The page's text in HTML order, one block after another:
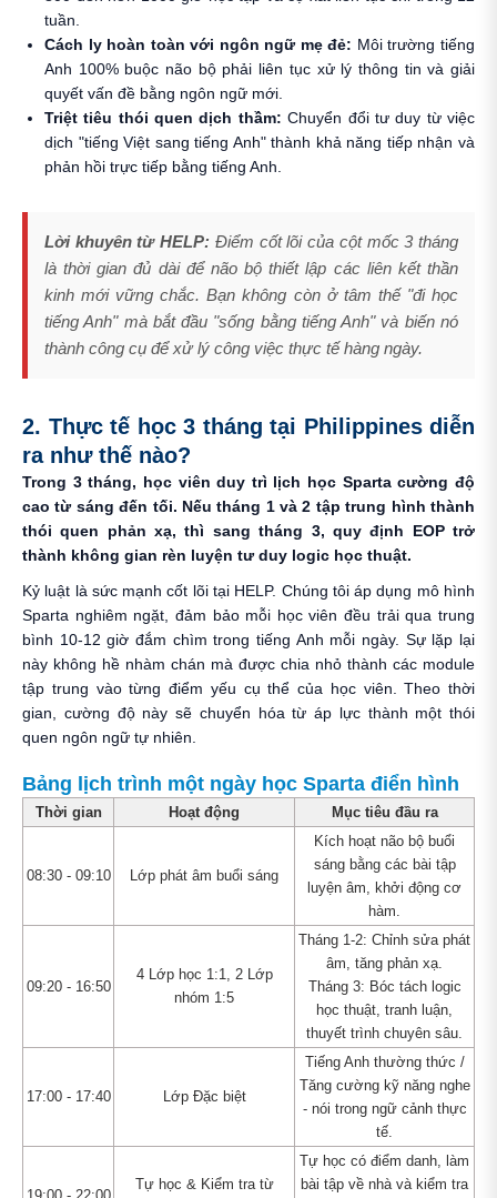
tuần.
Cách ly hoàn toàn với ngôn ngữ mẹ đẻ: Môi trường tiếng
Anh 100% buộc não bộ phải liên tục xử lý thông tin và giải
quyết vấn đề bằng ngôn ngữ mới.
Triệt tiêu thói quen dịch thầm: Chuyển đổi tư duy từ việc
dịch "tiếng Việt sang tiếng Anh" thành khả năng tiếp nhận và
phản hồi trực tiếp bằng tiếng Anh.
Lời khuyên từ HELP: Điểm cốt lõi của cột mốc 3 tháng
là thời gian đủ dài để não bộ thiết lập các liên kết thần
kinh mới vững chắc. Bạn không còn ở tâm thế "đi học
tiếng Anh" mà bắt đầu "sống bằng tiếng Anh" và biến nó
thành công cụ để xử lý công việc thực tế hàng ngày.
2. Thực tế học 3 tháng tại Philippines diễn
ra như thế nào?
Trong 3 tháng, học viên duy trì lịch học Sparta cường độ
cao từ sáng đến tối. Nếu tháng 1 và 2 tập trung hình thành
thói quen phản xạ, thì sang tháng 3, quy định EOP trở
thành không gian rèn luyện tư duy logic học thuật.
Kỷ luật là sức mạnh cốt lõi tại HELP. Chúng tôi áp dụng mô hình
Sparta nghiêm ngặt, đảm bảo mỗi học viên đều trải qua trung
bình 10-12 giờ đắm chìm trong tiếng Anh mỗi ngày. Sự lặp lại
này không hề nhàm chán mà được chia nhỏ thành các module
tập trung vào từng điểm yếu cụ thể của học viên. Theo thời
gian, cường độ này sẽ chuyển hóa từ áp lực thành một thói
quen ngôn ngữ tự nhiên.
Bảng lịch trình một ngày học Sparta điển hình
Thời gian Hoạt động Mục tiêu đầu ra
08:30 - 09:10 Lớp phát âm buổi sáng
Kích hoạt não bộ buổi
sáng bằng các bài tập
luyện âm, khởi động cơ
hàm.
09:20 - 16:50
4 Lớp học 1:1, 2 Lớp
nhóm 1:5
Tháng 1-2: Chỉnh sửa phát
âm, tăng phản xạ.
Tháng 3: Bóc tách logic
học thuật, tranh luận,
thuyết trình chuyên sâu.
17:00 - 17:40 Lớp Đặc biệt
Tiếng Anh thường thức /
Tăng cường kỹ năng nghe
- nói trong ngữ cảnh thực
tế.
Tự học & Kiểm tra từ
Tự học có điểm danh, làm
bài tập về nhà và kiểm tra